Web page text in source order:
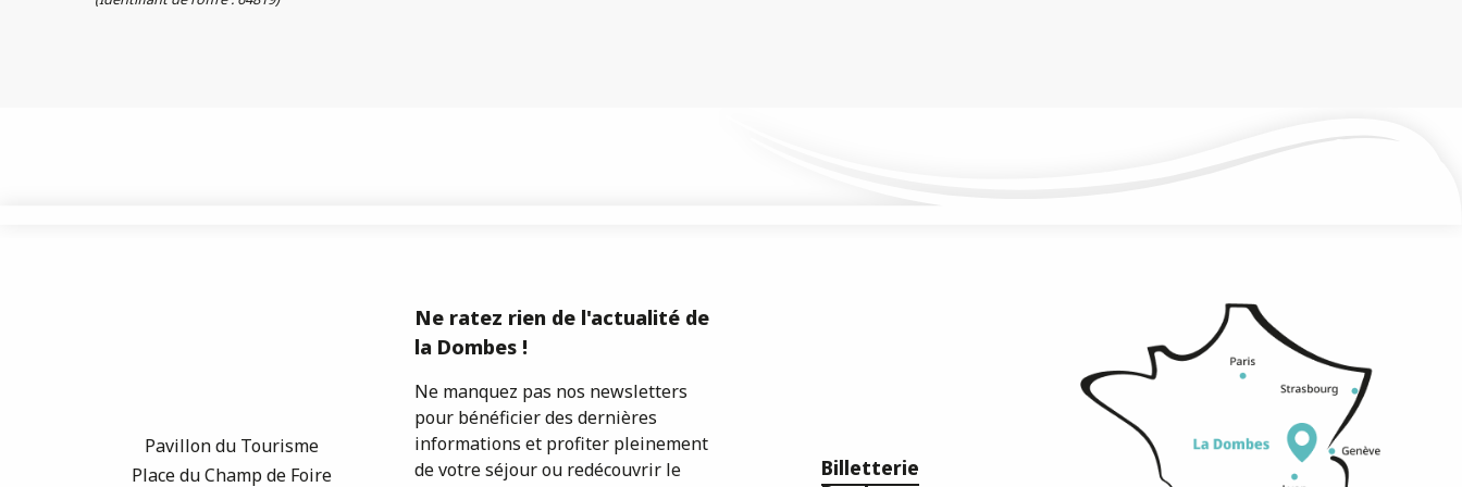
Pavillon du Tourisme
Place du Champ de Foire
Ne ratez rien de l'actualité de
la Dombes !
Ne manquez pas nos newsletters
pour bénéficier des dernières
informations et profiter pleinement
de votre séjour ou redécouvrir le
Billetterie